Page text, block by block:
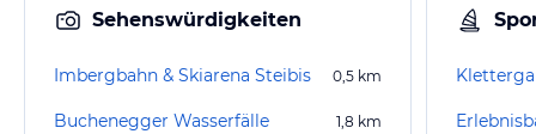
Sehenswürdigkeiten
Imbergbahn & Skiarena Steibis 0,5 km
Buchenegger Wasserfälle 1,8 km